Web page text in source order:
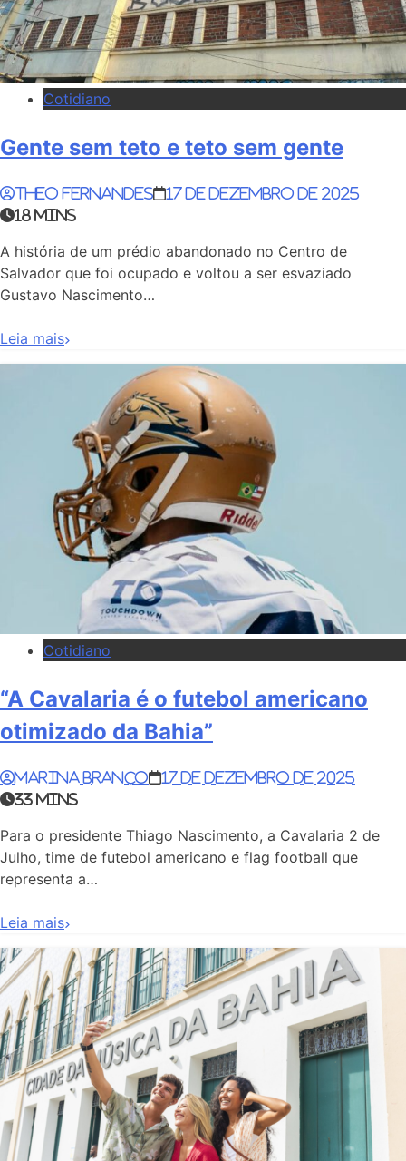
Cotidiano
Gente sem teto e teto sem gente
Theo Fernandes
17 de dezembro de 2025
18 mins
A história de um prédio abandonado no Centro de
Salvador que foi ocupado e voltou a ser esvaziado
Gustavo Nascimento…
Leia mais
Cotidiano
“A Cavalaria é o futebol americano
otimizado da Bahia”
Marina Branco
17 de dezembro de 2025
33 mins
Para o presidente Thiago Nascimento, a Cavalaria 2 de
Julho, time de futebol americano e flag football que
representa a…
Leia mais